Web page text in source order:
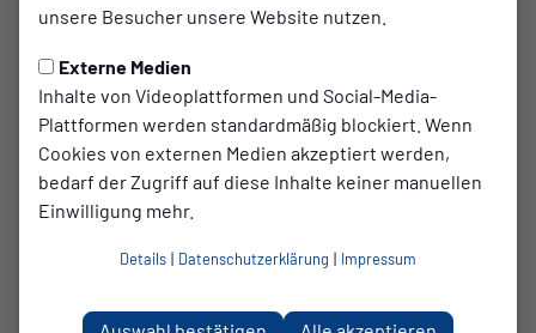
unsere Besucher unsere Website nutzen.
Externe Medien
Inhalte von Videoplattformen und Social-Media-
Plattformen werden standardmäßig blockiert. Wenn
Cookies von externen Medien akzeptiert werden,
bedarf der Zugriff auf diese Inhalte keiner manuellen
Einwilligung mehr.
Details | Datenschutzerklärung | Impressum
Juniorinnen und Juniorenan ihre
- Sportliche Leitung
Trainerinnen & Trainer